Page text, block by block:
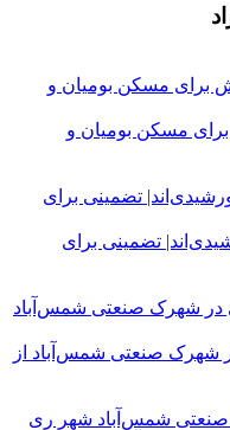
مسکن بومیان و
تضمینی برای
شهرک صنعتی شمس‌آباد از